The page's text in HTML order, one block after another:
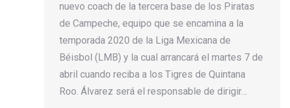
nuevo coach de la tercera base de los Piratas
de Campeche, equipo que se encamina a la
temporada 2020 de la Liga Mexicana de
Béisbol (LMB) y la cual arrancará el martes 7 de
abril cuando reciba a los Tigres de Quintana
Roo. Álvarez será el responsable de dirigir…